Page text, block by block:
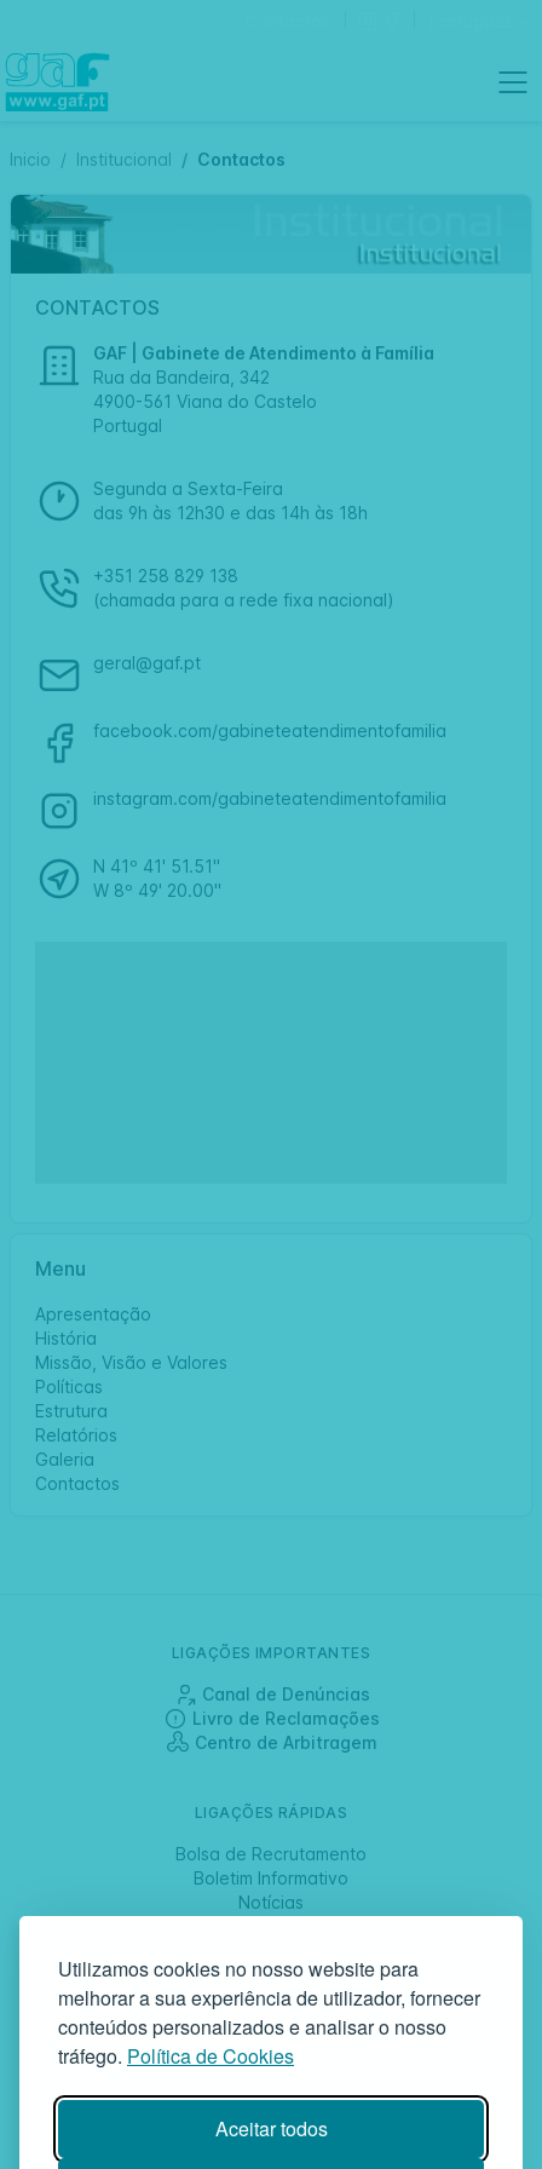
Utilizamos cookies no nosso website para
melhorar a sua experiência de utilizador, fornecer
conteúdos personalizados e analisar o nosso
tráfego. Política de Cookies
Aceitar todos
Inicio Institucional Contactos
CONTACTOS
GAF | Gabinete de Atendimento à Família
Rua da Bandeira, 342
4900-561 Viana do Castelo
Portugal
Segunda a Sexta-Feira
das 9h às 12h30 e das 14h às 18h
+351 258 829 138
(chamada para a rede fixa nacional)
geral@gaf.pt
facebook.com/gabineteatendimentofamilia
instagram.com/gabineteatendimentofamilia
N 41º 41' 51.51"
W 8º 49' 20.00"
Menu
Apresentação
História
Missão, Visão e Valores
Políticas
Estrutura
Relatórios
Galeria
Contactos
LIGAÇÕES IMPORTANTES
Canal de Denúncias
Livro de Reclamações
Centro de Arbitragem
LIGAÇÕES RÁPIDAS
Bolsa de Recrutamento
Boletim Informativo
Notícias
SIGA-NOS
GAF | Gabinete de Atendimento à Família
Rua da Bandeira, 342 | 4900-561 Viana do Castelo | tel +351 258
Instituição Particular de Solidariedade Social | Inscrição nº 58/96